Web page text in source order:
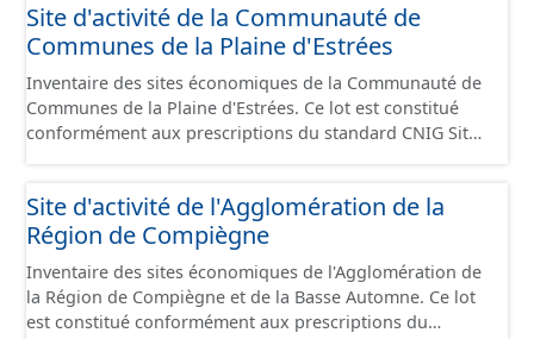
Site d'activité de la Communauté de
Communes de la Plaine d'Estrées
Inventaire des sites économiques de la Communauté de
Communes de la Plaine d'Estrées. Ce lot est constitué
conformément aux prescriptions du standard CNIG Sites
Site d'activité de l'Agglomération de la
Région de Compiègne
Inventaire des sites économiques de l'Agglomération de
la Région de Compiègne et de la Basse Automne. Ce lot
est constitué conformément aux prescriptions du